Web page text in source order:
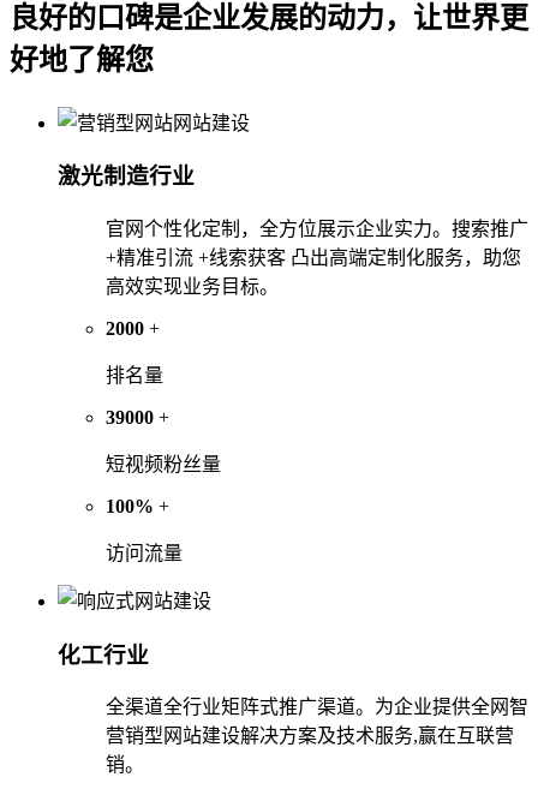
良好的口碑是企业发展的动力，让世界更
好地了解您
激光制造行业
官网个性化定制，全方位展示企业实力。搜索推广
+精准引流 +线索获客 凸出高端定制化服务，助您
高效实现业务目标。
2000 +
排名量
39000 +
短视频粉丝量
100% +
访问流量
化工行业
全渠道全行业矩阵式推广渠道。为企业提供全网智
营销型网站建设解决方案及技术服务,赢在互联营
销。